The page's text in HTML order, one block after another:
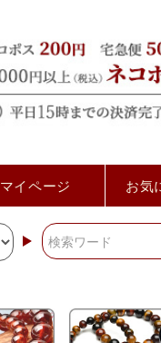
マイページ お気